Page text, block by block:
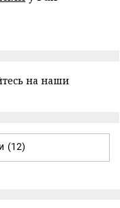
на наши
(12)